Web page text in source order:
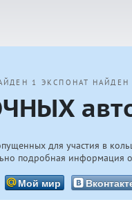
1 ЭКСПОНАТ НАЙДЕН
для участия в
подробная информация
Мой мир